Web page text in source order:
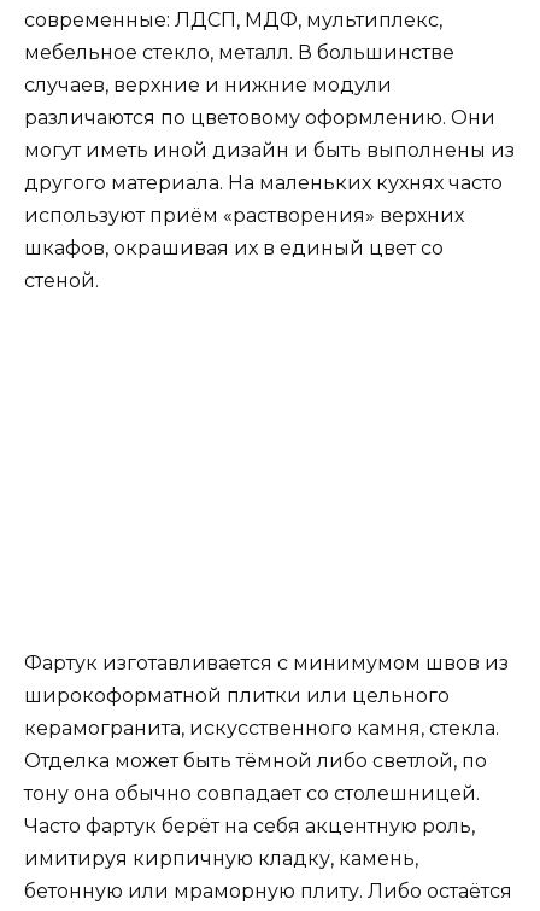
современные: ЛДСП, МДФ, мультиплекс,
мебельное стекло, металл. В большинстве
случаев, верхние и нижние модули
различаются по цветовому оформлению. Они
могут иметь иной дизайн и быть выполнены из
другого материала. На маленьких кухнях часто
используют приём «растворения» верхних
шкафов, окрашивая их в единый цвет со
стеной.
Фартук изготавливается с минимумом швов из
широкоформатной плитки или цельного
керамогранита, искусственного камня, стекла.
Отделка может быть тёмной либо светлой, по
тону она обычно совпадает со столешницей.
Часто фартук берёт на себя акцентную роль,
имитируя кирпичную кладку, камень,
бетонную или мраморную плиту. Либо остаётся